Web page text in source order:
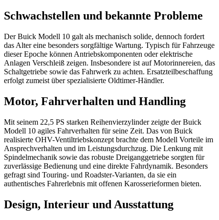
Schwachstellen und bekannte Probleme
Der Buick Modell 10 galt als mechanisch solide, dennoch fordert
das Alter eine besonders sorgfältige Wartung. Typisch für Fahrzeuge
dieser Epoche können Antriebskomponenten oder elektrische
Anlagen Verschleiß zeigen. Insbesondere ist auf Motorinnereien, das
Schaltgetriebe sowie das Fahrwerk zu achten. Ersatzteilbeschaffung
erfolgt zumeist über spezialisierte Oldtimer-Händler.
Motor, Fahrverhalten und Handling
Mit seinem 22,5 PS starken Reihenvierzylinder zeigte der Buick
Modell 10 agiles Fahrverhalten für seine Zeit. Das von Buick
realisierte OHV-Ventiltriebskonzept brachte dem Modell Vorteile im
Ansprechverhalten und im Leistungsdurchzug. Die Lenkung mit
Spindelmechanik sowie das robuste Dreiganggetriebe sorgten für
zuverlässige Bedienung und eine direkte Fahrdynamik. Besonders
gefragt sind Touring- und Roadster-Varianten, da sie ein
authentisches Fahrerlebnis mit offenen Karosserieformen bieten.
Design, Interieur und Ausstattung